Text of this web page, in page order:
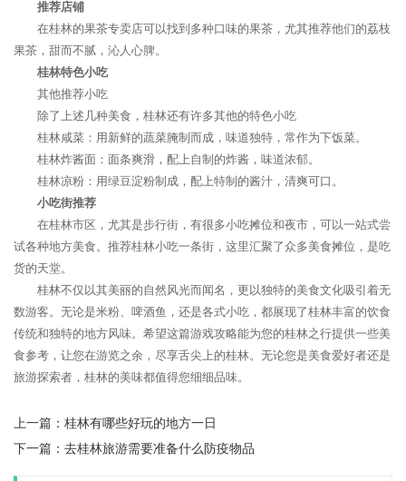
推荐店铺
在桂林的果茶专卖店可以找到多种口味的果茶，尤其推荐他们的荔枝
果茶，甜而不腻，沁人心脾。
桂林特色小吃
其他推荐小吃
除了上述几种美食，桂林还有许多其他的特色小吃
桂林咸菜：用新鲜的蔬菜腌制而成，味道独特，常作为下饭菜。
桂林炸酱面：面条爽滑，配上自制的炸酱，味道浓郁。
桂林凉粉：用绿豆淀粉制成，配上特制的酱汁，清爽可口。
小吃街推荐
在桂林市区，尤其是步行街，有很多小吃摊位和夜市，可以一站式尝
试各种地方美食。推荐桂林小吃一条街，这里汇聚了众多美食摊位，是吃
货的天堂。
桂林不仅以其美丽的自然风光而闻名，更以独特的美食文化吸引着无
数游客。无论是米粉、啤酒鱼，还是各式小吃，都展现了桂林丰富的饮食
传统和独特的地方风味。希望这篇游戏攻略能为您的桂林之行提供一些美
食参考，让您在游览之余，尽享舌尖上的桂林。无论您是美食爱好者还是
旅游探索者，桂林的美味都值得您细细品味。
上一篇： 桂林有哪些好玩的地方一日
下一篇： 去桂林旅游需要准备什么防疫物品